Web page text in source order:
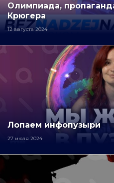
Олимпиада,
Крюгера
12 августа 2024
Лопаем инфопузыри
27 июля 2024